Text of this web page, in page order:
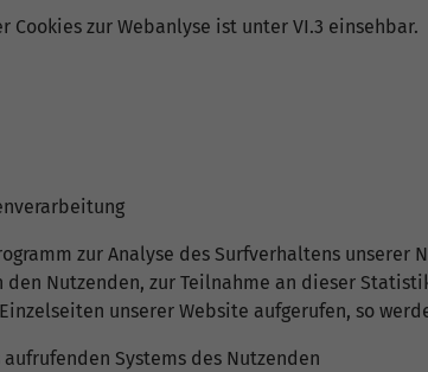
Cookies zur Webanlyse ist unter VI.3 einsehbar.
zur Analyse des Surfverhaltens unserer
Nutzenden, zur Teilnahme an dieser
unserer Website aufgerufen, so
Systems des Nutzenden